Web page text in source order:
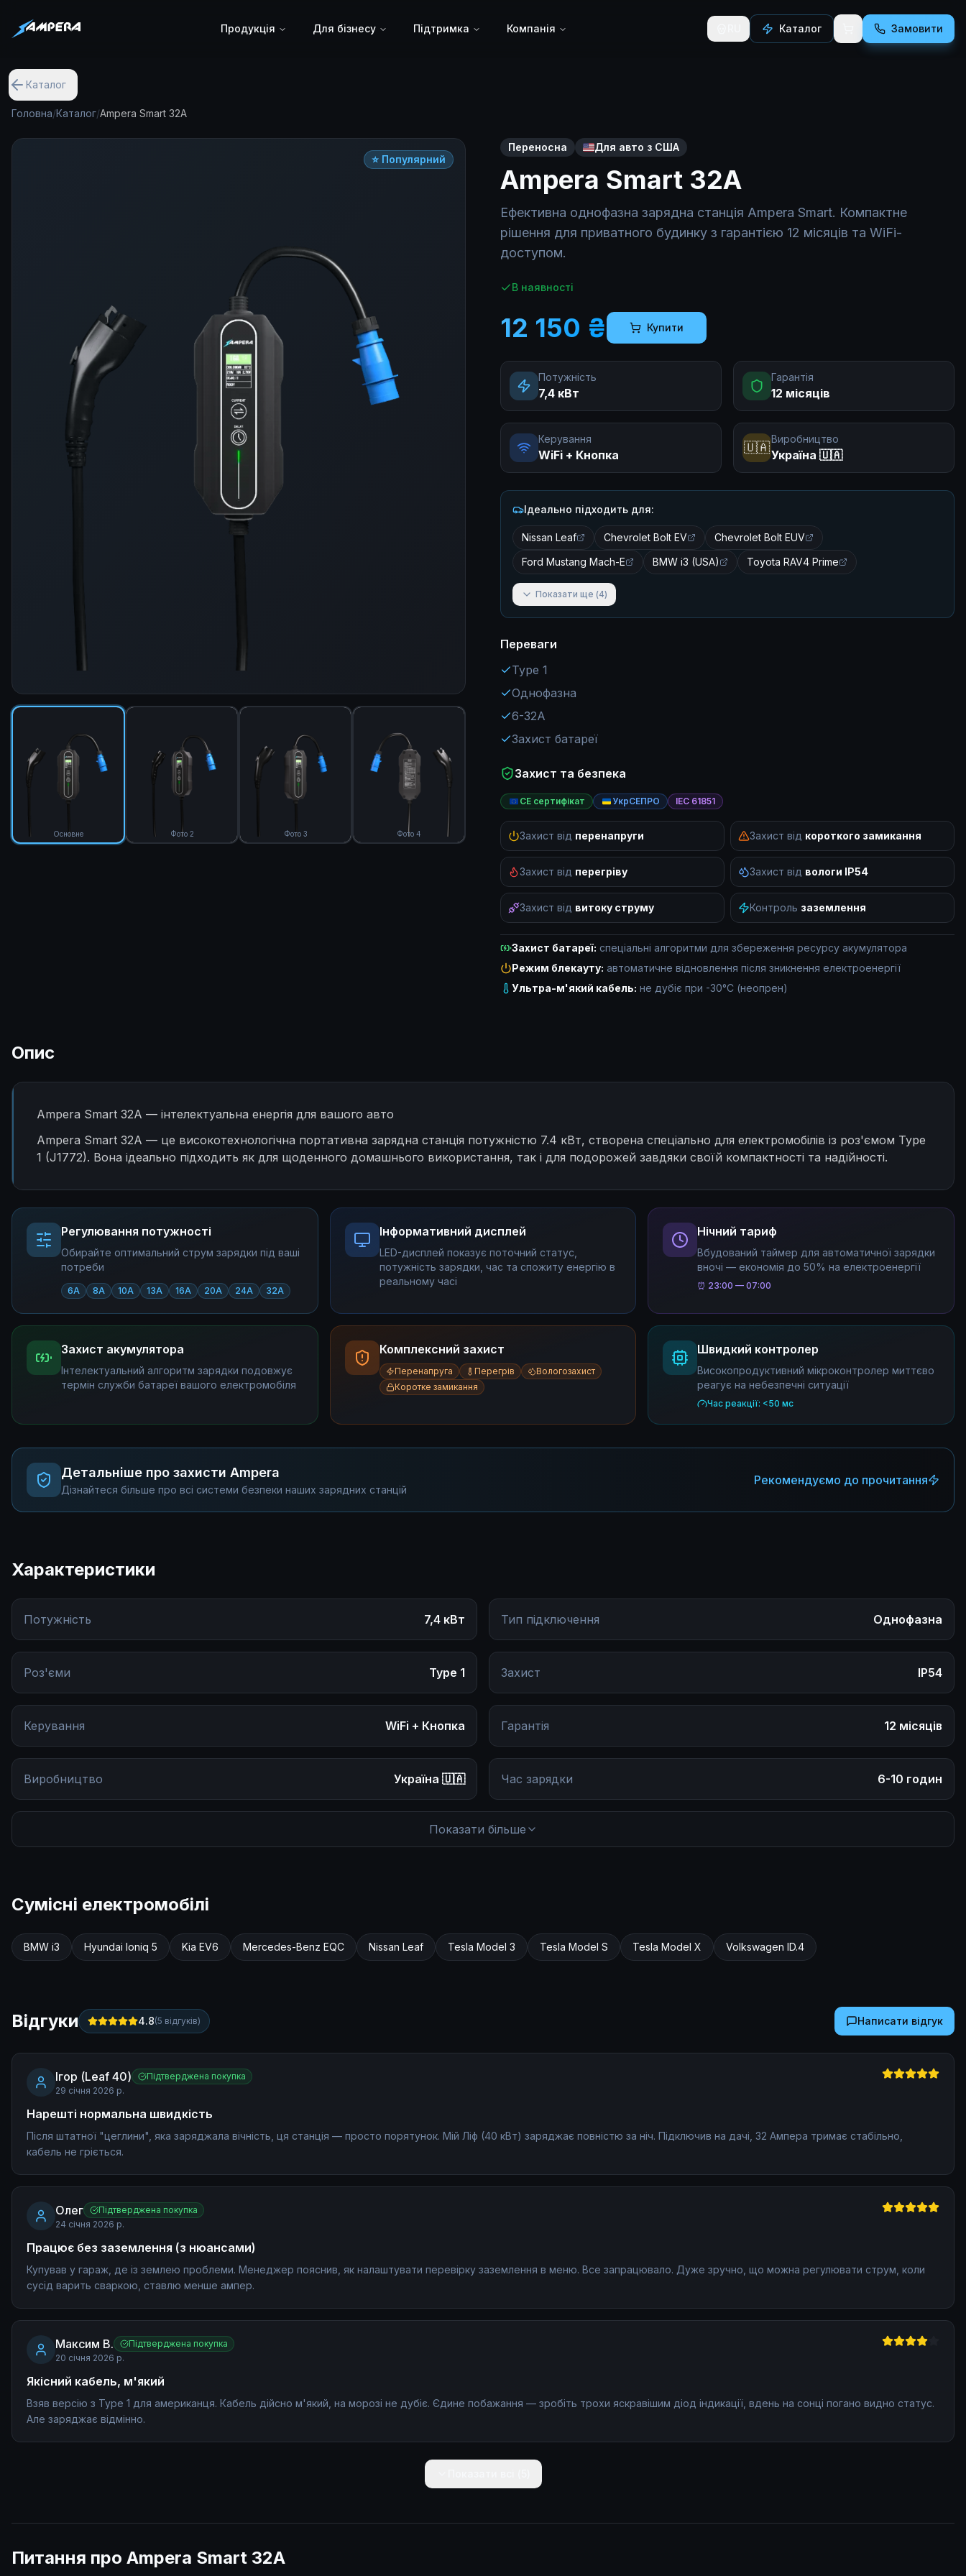
Продукція Для бізнесу Підтримка Компанія Каталог Замовити
Переносна станція Ampera Ampera Smart 32A: адаптація до напруги 160V-260V, регулювання струму 6A-32A та вологозахист IP54. Має вбудований таймер для
Каталог
Головна/Каталог/Ampera Smart 32A
⭐ Популярний
Основне Фото 2 Фото 3 Фото 4
Переносна Для авто з США
Ampera Smart 32A
Ефективна однофазна зарядна станція Ampera Smart. Компактне
рішення для приватного будинку з гарантією 12 місяців та WiFi-
доступом.
В наявності
12 150 ₴ Купити
Потужність
7,4 кВт
Гарантія
12 місяців
Керування
WiFi + Кнопка 🇺🇦
Виробництво
Україна 🇺🇦
Ідеально підходить для:
Nissan Leaf Chevrolet Bolt EV
Chevrolet Bolt EUV
Ford Mustang Mach-E
BMW i3 (USA) Toyota RAV4 Prime
Показати ще (4)
Переваги
Type 1
Однофазна
6-32A
Захист батареї
Захист та безпека
CE сертифікат УкрСЕПРО IEC 61851
Захист від перенапруги Захист від короткого замикання
Захист від перегріву Захист від вологи IP54
Захист від витоку струму Контроль заземлення
Захист батареї: спеціальні алгоритми для збереження ресурсу акумулятора
Режим блекауту: автоматичне відновлення після зникнення електроенергії
Ультра-м'який кабель: не дубіє при -30°C (неопрен)
Опис
Ampera Smart 32A — інтелектуальна енергія для вашого авто
Ampera Smart 32A — це високотехнологічна портативна зарядна станція потужністю 7.4 кВт, створена спеціально для електромобілів із роз'ємом Type
1 (J1772). Вона ідеально підходить як для щоденного домашнього використання, так і для подорожей завдяки своїй компактності та надійності.
Регулювання потужності
Обирайте оптимальний струм зарядки під ваші
потреби
6А 8А 10А 13А 16А 20А 24А 32А
Інформативний дисплей
LED-дисплей показує поточний статус,
потужність зарядки, час та спожиту енергію в
реальному часі
Нічний тариф
Вбудований таймер для автоматичної зарядки
вночі — економія до 50% на електроенергії
⏰ 23:00 — 07:00
Захист акумулятора
Інтелектуальний алгоритм зарядки подовжує
термін служби батареї вашого електромобіля
Комплексний захист
Перенапруга Перегрів
Вологозахист
Коротке замикання
Швидкий контролер
Високопродуктивний мікроконтролер миттєво
реагує на небезпечні ситуації
Час реакції: <50 мс
Детальніше про захисти Ampera
Дізнайтеся більше про всі системи безпеки наших зарядних станцій
Рекомендуємо до прочитання
Характеристики
Потужність 7,4 кВт Тип підключення Однофазна
Роз'єми Type 1 Захист IP54
Керування WiFi + Кнопка Гарантія 12 місяців
Виробництво Україна 🇺🇦 Час зарядки 6-10 годин
5 м (під замовлення більше) Робоча температура
Матеріал корпусу Ударостійкий пластик Вага
Показати більше
Сумісні електромобілі
BMW i3 Hyundai Ioniq 5 Kia EV6 Mercedes-Benz EQC Nissan Leaf Tesla Model 3 Tesla Model S Tesla Model X Volkswagen ID.4
Відгуки 4.8(5 відгуків) Написати відгук
Ігор (Leaf 40)
Підтверджена покупка
29 січня 2026 р.
Нарешті нормальна швидкість
Після штатної "цеглини", яка заряджала вічність, ця станція — просто порятунок. Мій Ліф (40 кВт) заряджає повністю за ніч. Підключив на дачі, 32 Ампера тримає стабільно,
кабель не гріється.
Олег
Підтверджена покупка
24 січня 2026 р.
Працює без заземлення (з нюансами)
Купував у гараж, де із землею проблеми. Менеджер пояснив, як налаштувати перевірку заземлення в меню. Все запрацювало. Дуже зручно, що можна регулювати струм, коли
сусід варить сваркою, ставлю менше ампер.
Максим В.
Підтверджена покупка
20 січня 2026 р.
Якісний кабель, м'який
Взяв версію з Type 1 для американця. Кабель дійсно м'який, на морозі не дубіє. Єдине побажання — зробіть трохи яскравішим діод індикації, вдень на сонці погано видно статус.
Але заряджає відмінно.
Питання про Ampera Smart 32A